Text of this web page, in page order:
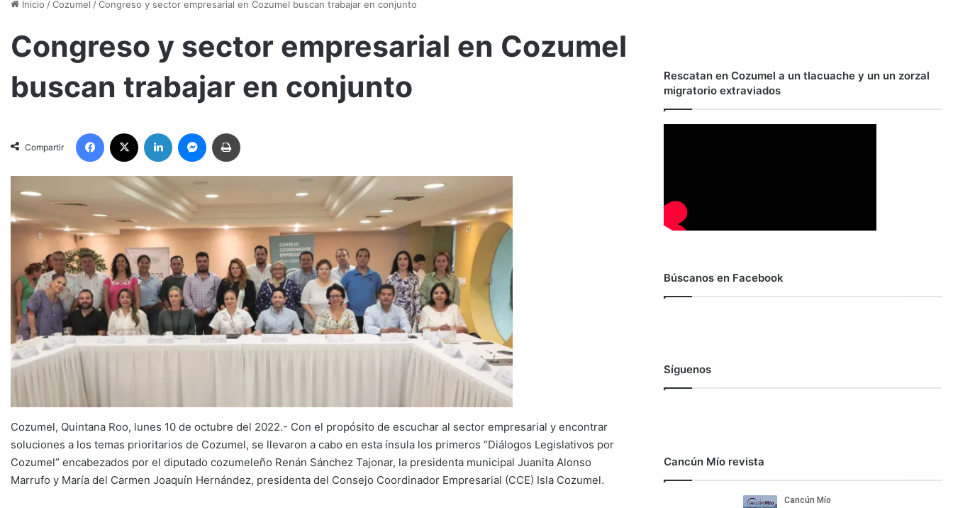
Inicio /Cozumel /Congreso y sector empresarial en Cozumel buscan trabajar en conjunto
Congreso y sector empresarial en Cozumel
buscan trabajar en conjunto
Compartir
Facebook LinkedIn Messenger
Cozumel, Quintana Roo, lunes 10 de octubre del 2022.- Con el propósito de escuchar al sector empresarial y encontrar
soluciones a los temas prioritarios de Cozumel, se llevaron a cabo en esta ínsula los primeros “Diálogos Legislativos por
Cozumel” encabezados por el diputado cozumeleño Renán Sánchez Tajonar, la presidenta municipal Juanita Alonso
Marrufo y María del Carmen Joaquín Hernández, presidenta del Consejo Coordinador Empresarial (CCE) Isla Cozumel.
Rescatan en Cozumel a un tlacuache y un un zorzal
migratorio extraviados
Búscanos en Facebook
Síguenos
Cancún Mío revista